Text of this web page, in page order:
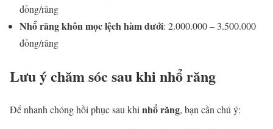
đồng/răng
Nhổ răng khôn mọc lệch hàm dưới: 2.000.000 – 3.500.000
đồng/răng
Lưu ý chăm sóc sau khi nhổ răng
Để nhanh chóng hồi phục sau khi nhổ răng, bạn cần chú ý: